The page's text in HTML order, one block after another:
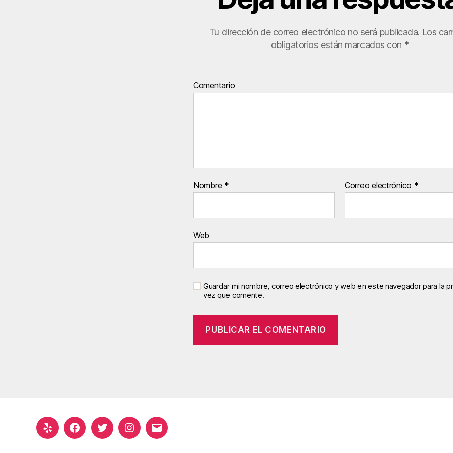
Tu dirección de correo electrónico no será publicada. Los
obligatorios están marcados con *
Comentario
Nombre * Correo electrónico *
Web
Guardar mi nombre, correo electrónico y web en este navegador para la
vez que comente.
Yelp FacebookTwitterInstagramCorreo